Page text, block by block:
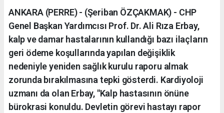
ANKARA (PERRE) - (Şeriban ÖZÇAKMAK) - CHP
Genel Başkan Yardımcısı Prof. Dr. Ali Rıza Erbay,
kalp ve damar hastalarının kullandığı bazı ilaçların
geri ödeme koşullarında yapılan değişiklik
nedeniyle yeniden sağlık kurulu raporu almak
zorunda bırakılmasına tepki gösterdi. Kardiyoloji
uzmanı da olan Erbay, "Kalp hastasının önüne
bürokrasi konuldu. Devletin görevi hastayı rapor